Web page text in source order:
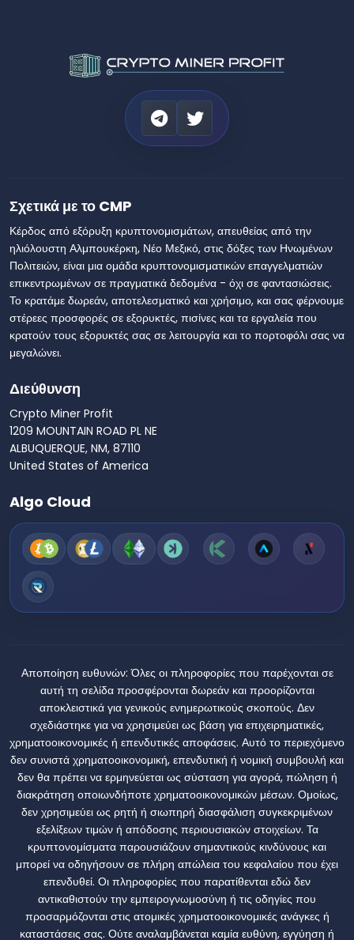
Σχετικά με το CMP
Κέρδος από εξόρυξη κρυπτονομισμάτων, απευθείας από την
ηλιόλουστη Αλμπουκέρκη, Νέο Μεξικό, στις δόξες των Ηνωμένων
Πολιτειών, είναι μια ομάδα κρυπτονομισματικών επαγγελματιών
επικεντρωμένων σε πραγματικά δεδομένα - όχι σε φαντασιώσεις.
Το κρατάμε δωρεάν, αποτελεσματικό και χρήσιμο, και σας φέρνουμε
στέρεες προσφορές σε εξορυκτές, πισίνες και τα εργαλεία που
κρατούν τους εξορυκτές σας σε λειτουργία και το πορτοφόλι σας να
μεγαλώνει.
Διεύθυνση
Crypto Miner Profit
1209 MOUNTAIN ROAD PL NE
ALBUQUERQUE, NM, 87110
United States of America
Algo Cloud
Αποποίηση ευθυνών: Όλες οι πληροφορίες που παρέχονται σε
αυτή τη σελίδα προσφέρονται δωρεάν και προορίζονται
αποκλειστικά για γενικούς ενημερωτικούς σκοπούς. Δεν
σχεδιάστηκε για να χρησιμεύει ως βάση για επιχειρηματικές,
χρηματοοικονομικές ή επενδυτικές αποφάσεις. Αυτό το περιεχόμενο
δεν συνιστά χρηματοοικονομική, επενδυτική ή νομική συμβουλή και
δεν θα πρέπει να ερμηνεύεται ως σύσταση για αγορά, πώληση ή
διακράτηση οποιωνδήποτε χρηματοοικονομικών μέσων. Ομοίως,
δεν χρησιμεύει ως ρητή ή σιωπηρή διασφάλιση συγκεκριμένων
εξελίξεων τιμών ή απόδοσης περιουσιακών στοιχείων. Τα
κρυπτονομίσματα παρουσιάζουν σημαντικούς κινδύνους και
μπορεί να οδηγήσουν σε πλήρη απώλεια του κεφαλαίου που έχει
επενδυθεί. Οι πληροφορίες που παρατίθενται εδώ δεν
αντικαθιστούν την εμπειρογνωμοσύνη ή τις οδηγίες που
προσαρμόζονται στις ατομικές χρηματοοικονομικές ανάγκες ή
καταστάσεις σας. Ούτε αναλαμβάνεται καμία ευθύνη, εγγύηση ή